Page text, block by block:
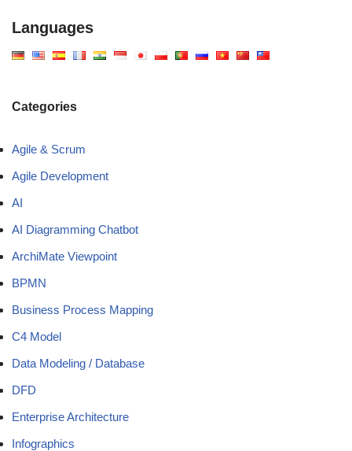
Languages
Categories
Agile & Scrum
Agile Development
AI
AI Diagramming Chatbot
ArchiMate Viewpoint
BPMN
Business Process Mapping
C4 Model
Data Modeling / Database
DFD
Enterprise Architecture
Infographics